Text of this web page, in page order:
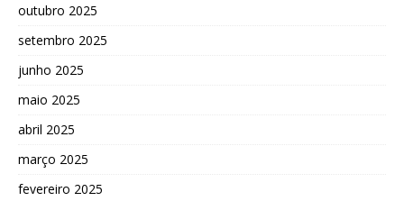
outubro 2025
setembro 2025
junho 2025
maio 2025
abril 2025
março 2025
fevereiro 2025